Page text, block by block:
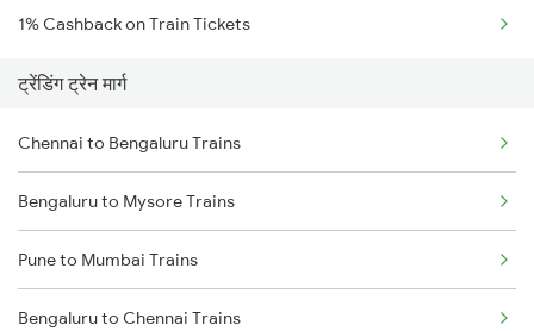
1% Cashback on Train Tickets
ट्रेंडिंग ट्रेन मार्ग
Chennai to Bengaluru Trains
Bengaluru to Mysore Trains
Pune to Mumbai Trains
Bengaluru to Chennai Trains